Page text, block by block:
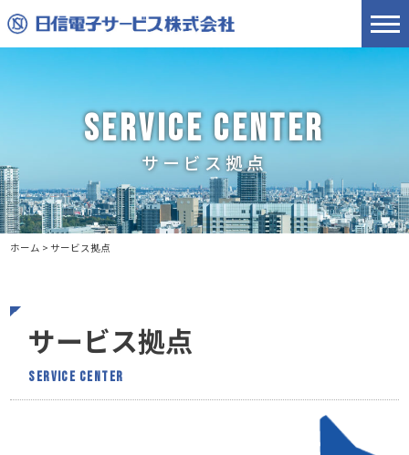
SERVICE CENTER
サービス拠点
ホーム >サービス拠点
サービス拠点
service center